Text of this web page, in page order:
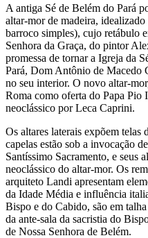
A antiga Sé de Belém do Pará
altar-mor de madeira,
barroco simples), cujo retábulo
Senhora da Graça, do pintor
promessa de tornar a Igreja da
Pará, Dom Antônio de Macedo
no seu interior. O novo altar-
Roma como oferta do Papa
neoclássico por Leca Caprini.
Os altares laterais expõem
capelas estão sob a invocação
Santíssimo Sacramento, e seus
neoclássico do altar-mor. Os
arquiteto Landi apresentam
da Idade Média e influência
Bispo e do Cabido, são em
da ante-sala da sacristia do
de Nossa Senhora de Belém.